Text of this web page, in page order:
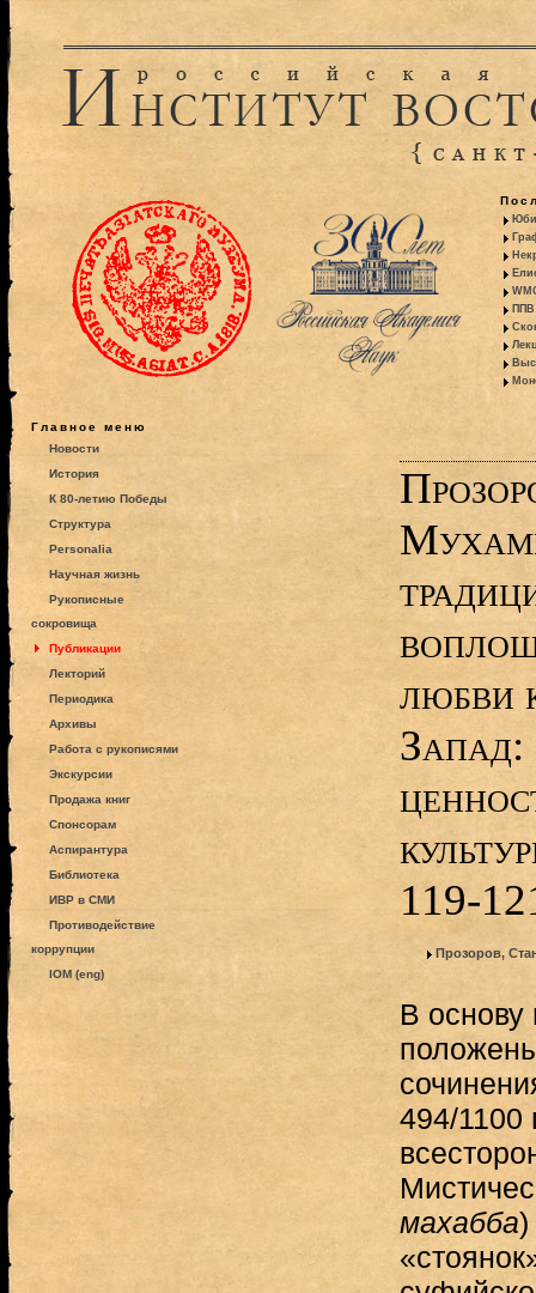
ППВ
Главное меню
Новости
История
К 80-летию Победы
Структура
Personalia
Научная жизнь
Рукописные
сокровища
Публикации
Лекторий
Периодика
Архивы
Работа с рукописями
Экскурсии
Продажа книг
Спонсорам
Аспирантура
Библиотека
ИВР в СМИ
Противодействие
коррупции
IOM (eng)
любви
Запад:
119-
Прозоров,
В
494/1100
махабба)